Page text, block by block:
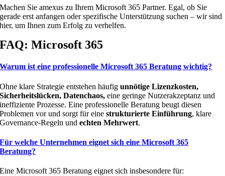
Machen Sie amexus zu Ihrem Microsoft 365 Partner. Egal, ob Sie
gerade erst anfangen oder spezifische Unterstützung suchen – wir sind
hier, um Ihnen zum Erfolg zu verhelfen.
FAQ: Microsoft 365
Warum ist eine professionelle Microsoft 365 Beratung wichtig?
Ohne klare Strategie entstehen häufigunnötige Lizenzkosten,
Sicherheitslücken, Datenchaos, eine geringe Nutzerakzeptanz und
ineffiziente Prozesse. Eine professionelle Beratung beugt diesen
Problemen vor und sorgt für einestrukturierte Einführung, klare
Governance-Regeln undechten Mehrwert.
Für welche Unternehmen eignet sich eine Microsoft 365
Beratung?
Eine Microsoft 365 Beratung eignet sich insbesondere für: